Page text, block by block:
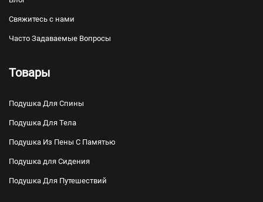
Свяжитесь с нами
Часто Задаваемые Вопросы
Товары
Подушка Для Спины
Подушка Для Тела
Подушка Из Пены С Памятью
Подушка для Сидения
Подушка Для Путешествий